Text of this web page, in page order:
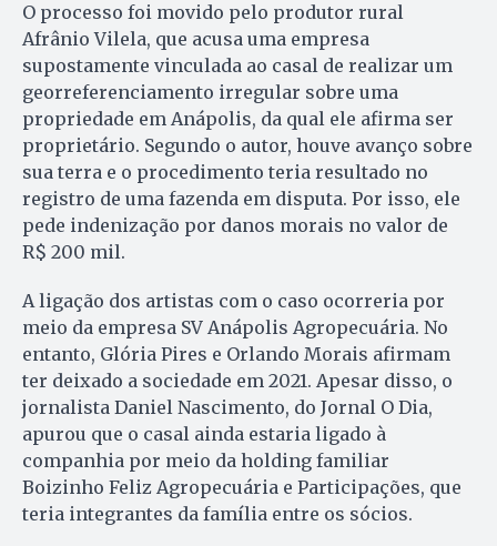
O processo foi movido pelo produtor rural
Afrânio Vilela, que acusa uma empresa
supostamente vinculada ao casal de realizar um
georreferenciamento irregular sobre uma
propriedade em Anápolis, da qual ele afirma ser
proprietário. Segundo o autor, houve avanço sobre
sua terra e o procedimento teria resultado no
registro de uma fazenda em disputa. Por isso, ele
pede indenização por danos morais no valor de
R$ 200 mil.
A ligação dos artistas com o caso ocorreria por
meio da empresa SV Anápolis Agropecuária. No
entanto, Glória Pires e Orlando Morais afirmam
ter deixado a sociedade em 2021. Apesar disso, o
jornalista Daniel Nascimento, do Jornal O Dia,
apurou que o casal ainda estaria ligado à
companhia por meio da holding familiar
Boizinho Feliz Agropecuária e Participações, que
teria integrantes da família entre os sócios.